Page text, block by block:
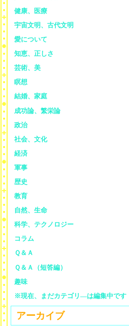
健康、医療
宇宙文明、古代文明
愛について
知恵、正しさ
芸術、美
瞑想
結婚、家庭
成功論、繁栄論
政治
社会、文化
経済
軍事
歴史
教育
自然、生命
科学、テクノロジー
コラム
Ｑ＆Ａ
Ｑ＆Ａ（短答編）
趣味
※現在、まだカテゴリ—は編集中です
アーカイブ